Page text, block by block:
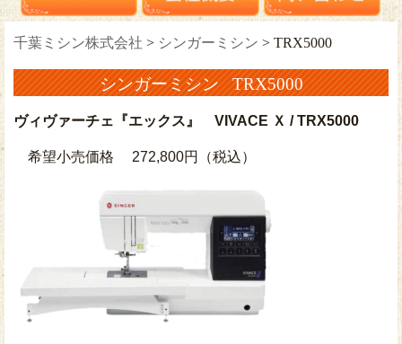
千葉ミシン株式会社 > シンガーミシン > TRX5000
シンガーミシン TRX5000
ヴィヴァーチェ『エックス』 VIVACE Ｘ / TRX5000
希望小売価格 272,800円（税込）